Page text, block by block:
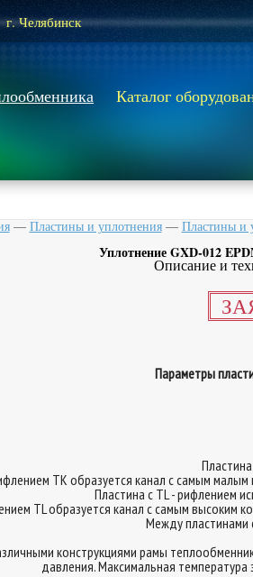
г. Челябинск
Каталог
— Пластины и уплотнения — Пластины и
Уплотнение GXD-012
Описание и
Параметры
ТK образуется канал с самым
Пластина с TL - рифлением
ТL образуется канал с самым высоким
Между пластинами
конструкциями рамы
давления. Максимальная